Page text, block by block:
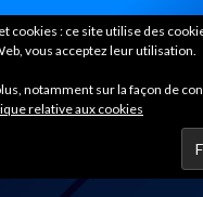
Home
cookies : ce site utilise des
vous acceptez leur utilisation.
notamment sur la façon de
relative aux cookies